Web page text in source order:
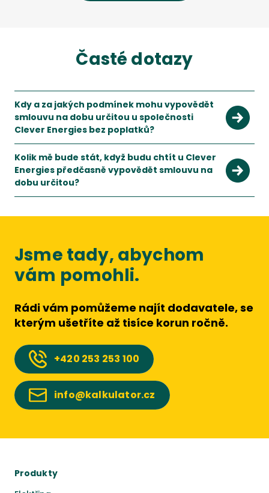
Časté dotazy
Kdy a za jakých podmínek mohu vypovědět
smlouvu na dobu určitou u společnosti
Clever Energies bez poplatků?
S novelou energetického zákona k 1.1.2022 jsou
Kolik mě bude stát, když budu chtít u Clever
Energies předčasně vypovědět smlouvu na
dobu určitou?
Při předčasném vypovězení smlouvy budete muset zaplatit
Jsme tady, abychom
vám pomohli.
Rádi vám pomůžeme najít dodavatele, se
kterým ušetříte až tisíce korun ročně.
+420 253 253 100
info@kalkulator.cz
Produkty